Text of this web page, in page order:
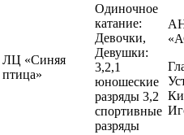
ЛЦ «Синяя
птица»
Одиночное
катание:
Девочки,
Девушки:
3,2,1
юношеские
разряды 3,2
спортивные
разряды